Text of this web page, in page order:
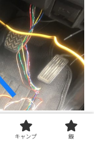
キャンプ 飯